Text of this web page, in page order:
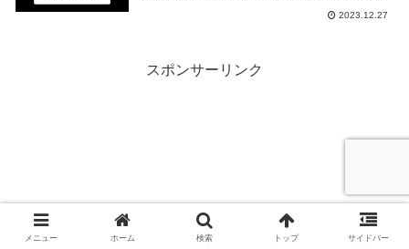
2023.12.27
スポンサーリンク
メニュー ホーム 検索 トップ サイドバー